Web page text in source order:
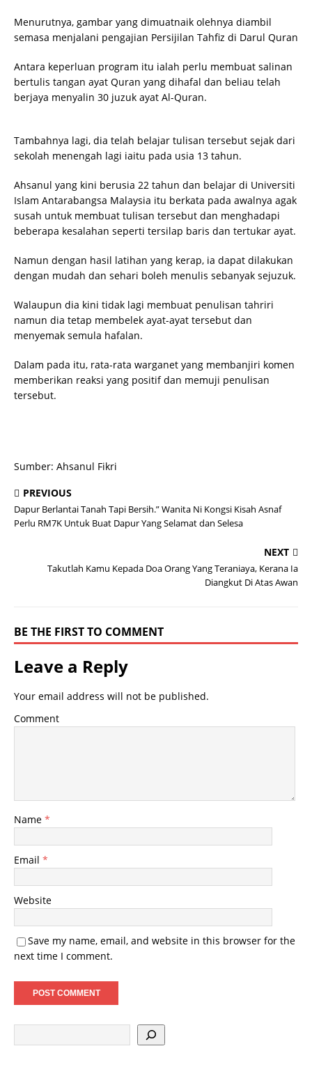
Menurutnya, gambar yang dimuatnaik olehnya diambil
semasa menjalani pengajian Persijilan Tahfiz di Darul Quran
Antara keperluan program itu ialah perlu membuat salinan
bertulis tangan ayat Quran yang dihafal dan beliau telah
berjaya menyalin 30 juzuk ayat Al-Quran.
Tambahnya lagi, dia telah belajar tulisan tersebut sejak dari
sekolah menengah lagi iaitu pada usia 13 tahun.
Ahsanul yang kini berusia 22 tahun dan belajar di Universiti
Islam Antarabangsa Malaysia itu berkata pada awalnya agak
susah untuk membuat tulisan tersebut dan menghadapi
beberapa kesalahan seperti tersilap baris dan tertukar ayat.
Namun dengan hasil latihan yang kerap, ia dapat dilakukan
dengan mudah dan sehari boleh menulis sebanyak sejuzuk.
Walaupun dia kini tidak lagi membuat penulisan tahriri
namun dia tetap membelek ayat-ayat tersebut dan
menyemak semula hafalan.
Dalam pada itu, rata-rata warganet yang membanjiri komen
memberikan reaksi yang positif dan memuji penulisan
tersebut.
Sumber: Ahsanul Fikri
PREVIOUS
Dapur Berlantai Tanah Tapi Bersih.” Wanita Ni Kongsi Kisah Asnaf
Perlu RM7K Untuk Buat Dapur Yang Selamat dan Selesa
NEXT
Takutlah Kamu Kepada Doa Orang Yang Teraniaya, Kerana Ia
Diangkut Di Atas Awan
BE THE FIRST TO COMMENT
Leave a Reply
Your email address will not be published.
Comment
Name *
Email *
Website
Save my name, email, and website in this browser for the
next time I comment.